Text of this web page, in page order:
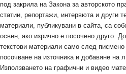
под закрила на Закона за авторското
статии, репортажи, интервюта и други
материали, публикувани в сайта, са
освен, ако изрично е посочено друго.
текстови материали само след
посочване на източника и добавяне на
Използването на графични и видео